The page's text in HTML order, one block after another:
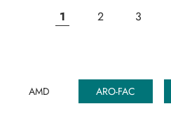
1 2 3
AMD ARO-FAC